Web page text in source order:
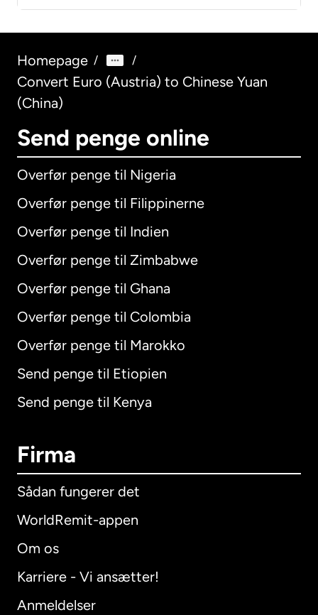
Homepage / /
Convert Euro (Austria) to Chinese Yuan
(China)
Send penge online
Overfør penge til Nigeria
Overfør penge til Filippinerne
Overfør penge til Indien
Overfør penge til Zimbabwe
Overfør penge til Ghana
Overfør penge til Colombia
Overfør penge til Marokko
Send penge til Etiopien
Send penge til Kenya
Firma
Sådan fungerer det
WorldRemit-appen
Om os
Karriere - Vi ansætter!
Anmeldelser